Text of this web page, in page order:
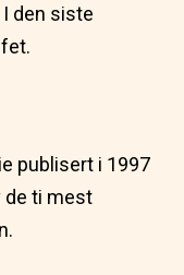
den siste
publisert i 1997
de ti mest